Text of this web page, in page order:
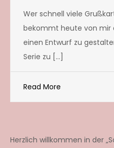
Wer schnell viele
bekommt heute von mir
einen Entwurf zu
Serie zu […]
Read More
Herzlich willkommen in der